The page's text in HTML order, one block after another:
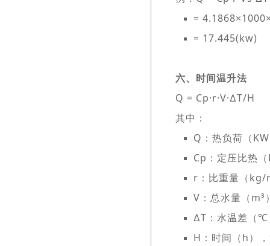
=
= 17.445(kw)
六、时间温升法
Q = Cp·r·V·∆T/H
其中：
Q：热负荷（
Cp：定压比热
r：比重量（kg/
V：总水量（m³
∆T：水温差（
H：时间（h）